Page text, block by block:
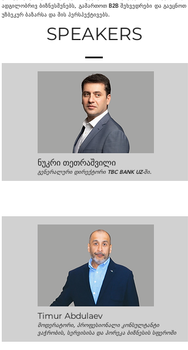
ადგილობრივ ბიზნესმენებს, გამართოთ B2B შეხვედრები და გაეცნოთ
უზბეკურ ბაზარსა და მის პერსპექტივებს.
SPEAKERS
ნუკრი თეთრაშვილი
გენერალური დირექტორი TBC BANK UZ-ში.
Timur Abdulaev
მოდერატორი, პროფესიონალი კონსულტანტი
ვაჭრობის, სერვისისა და ჰორეკა ბიზნესის სფეროში